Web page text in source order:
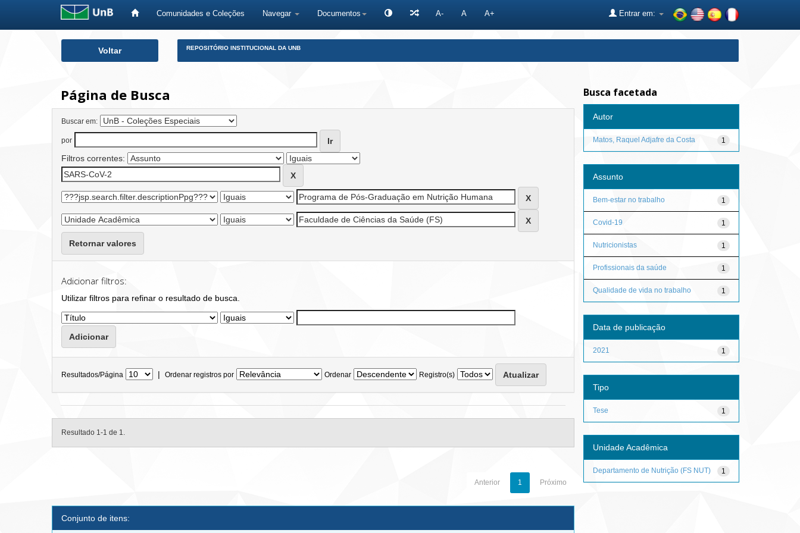
Comunidades e Coleções Navegar Documentos A- A A+ Entrar em:
Voltar REPOSITÓRIO INSTITUCIONAL DA UNB
Página de Busca
Buscar em:
por
Filtros correntes:
Retornar valores
Adicionar filtros:
Utilizar filtros para refinar o resultado de busca.
Resultados/Página | Ordenar registros por Ordenar Registro(s)
Resultado 1-1 de 1.
Anterior 1 Próximo
Conjunto de itens:
Busca facetada
Autor
1
Matos, Raquel Adjafre da Costa
Assunto
1
Bem-estar no trabalho
1
Covid-19
1
Nutricionistas
1
Profissionais da saúde
1
Qualidade de vida no trabalho
Data de publicação
1
2021
Tipo
1
Tese
Unidade Acadêmica
1
Departamento de Nutrição (FS NUT)